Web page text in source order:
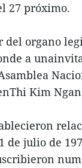
27 próximo.
del organo
a
Kim
de julio de